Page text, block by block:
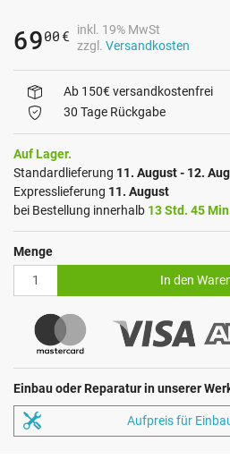
6900 €
inkl. 19% MwSt
zzgl. Versandkosten
Ab 150€ versandkostenfrei
30 Tage Rückgabe
Auf Lager.
Standardlieferung 11. August - 12.
Expresslieferung 11. August
bei Bestellung innerhalb 13 Std. 45
Menge
In den
Einbau oder Reparatur in unserer
Aufpreis für